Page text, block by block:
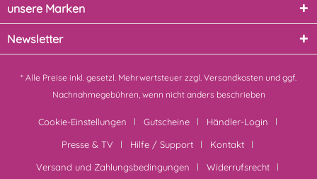
unsere Marken
Newsletter
* Alle Preise inkl. gesetzl. Mehrwertsteuer zzgl. Versandkosten und ggf.
Nachnahmegebühren, wenn nicht anders beschrieben
Cookie-Einstellungen Gutscheine
Händler-Login
Presse & TV
Hilfe / Support
Kontakt
Versand und Zahlungsbedingungen
Widerrufsrecht